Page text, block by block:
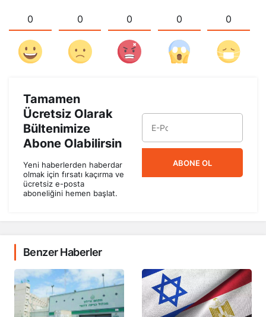
0 0 0 0 0
Tamamen
Ücretsiz Olarak
Bültenimize
Abone Olabilirsin
Yeni haberlerden haberdar
olmak için fırsatı kaçırma ve
ücretsiz e-posta
aboneliğini hemen başlat.
ABONE OL
Benzer Haberler